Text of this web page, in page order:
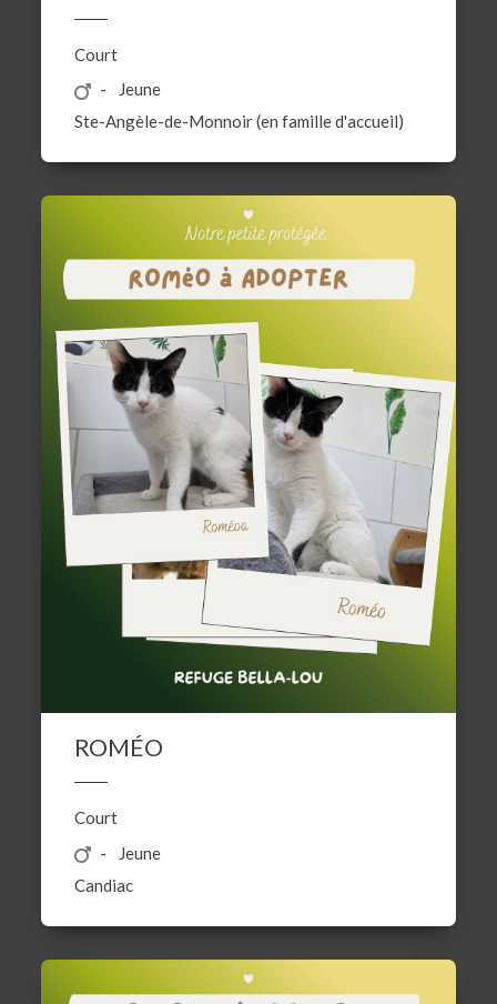
Court
Jeune
Ste-Angèle-de-Monnoir (en famille d'accueil)
ROMÉO
Court
Jeune
Candiac